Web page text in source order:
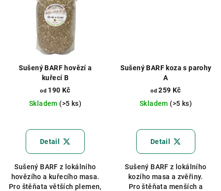
Sušený BARF hovězí a
kuřecí B
od 190 Kč
Skladem (>5 ks)
hodnocení
produktu
z
5
hvězdiček.
Detail
Sušený BARF z lokálního
hovězího a kuřecího masa.
Pro štěňata větších plemen,
Sušený BARF koza s parohy
A
od 259 Kč
Skladem (>5 ks)
hodnocení
produktu
z
5
hvězdiček.
Detail
Sušený BARF z lokálního
kozího masa a zvěřiny.
Pro štěňata menších a